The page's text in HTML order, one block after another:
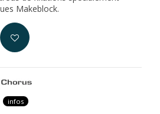
Makeblock.
infos